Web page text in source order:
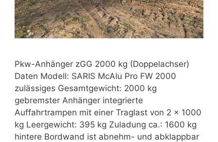
Pkw-Anhänger zGG 2000 kg (Doppelachser)
Daten Modell: SARIS McAlu Pro FW 2000
zulässiges Gesamtgewicht: 2000 kg
gebremster Anhänger integrierte
Auffahrtrampen mit einer Traglast von 2 x 1000
kg Leergewicht: 395 kg Zuladung ca.: 1600 kg
hintere Bordwand ist abnehm- und abklappbar